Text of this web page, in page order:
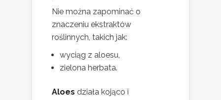
Nie można zapominać o
znaczeniu ekstraktów
roślinnych, takich jak:
wyciąg z aloesu,
zielona herbata.
Aloes działa kojąco i